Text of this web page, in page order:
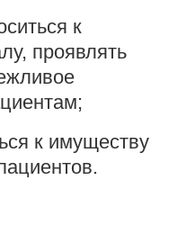
к
проявлять
к имуществу